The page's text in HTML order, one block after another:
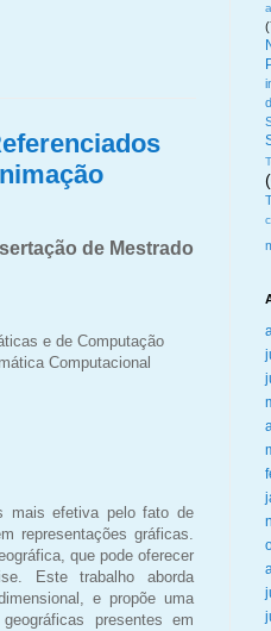
de Mestrado
e de Computação
Computacional
mais efetiva pelo fato de
representações gráficas.
que pode oferecer
Este trabalho aborda
e propõe uma
presentes em